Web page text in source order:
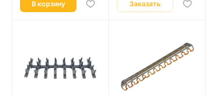
В корзину Заказать